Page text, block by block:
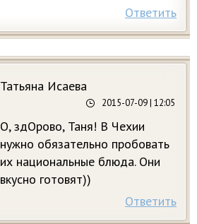
Ответить
Татьяна Исаева
2015-07-09| 12:05
О, здОрово, Таня! В Чехии
нужно обязательно пробовать
их национальные блюда. Они
вкусно готовят))
Ответить